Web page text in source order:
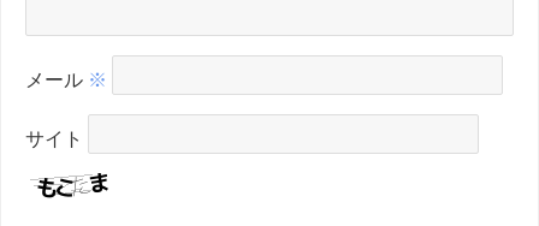
メール ※
サイト